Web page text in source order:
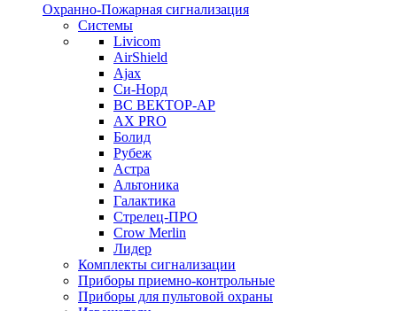
Охранно-Пожарная сигнализация
Системы
Livicom
AirShield
Ajax
Си-Норд
ВС ВЕКТОР-АР
AX PRO
Болид
Рубеж
Астра
Альтоника
Галактика
Стрелец-ПРО
Crow Merlin
Лидер
Комплекты сигнализации
Приборы приемно-контрольные
Приборы для пультовой охраны